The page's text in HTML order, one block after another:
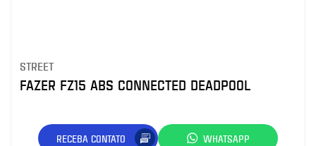
STREET
FAZER FZ15 ABS CONNECTED DEADPOOL
RECEBA CONTATO WHATSAPP